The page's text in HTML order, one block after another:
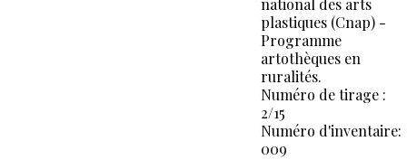
national des arts
plastiques (Cnap) -
Programme
artothèques en
ruralités.
Numéro de tirage :
2/15
Numéro d'inventaire:
009